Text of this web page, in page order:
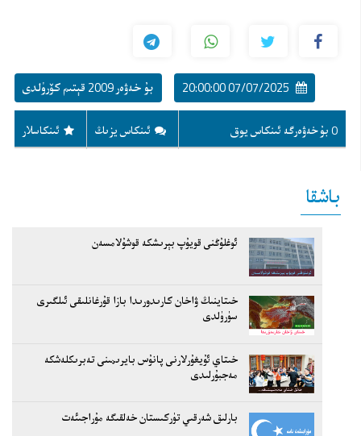
بۇ خەۋەر 2009 قېتىم كۆرۈلدى 07/07/2025 20:00:00
ئىنكاسلار ئىنكاس يزىڭ 0 بۇ خەۋەرگە ئىنكاس يوق
باشقا
ئوغلۇڭنى قويۇپ بېرىشكە قوشۇلامسەن
خىتاينىڭ ۋاخان كارىدورىدا بازا قۇرغانلىقى ئىلگىرى
سۈرۈلدى
خىتاي ئۇيغۇرلارنى پانۇس بايرىمىنى تەبرىكلەشكە
مەجبۇرلىدى
بارلىق شەرقىي تۈركىستان خەلقىگە مۇراجىئەت